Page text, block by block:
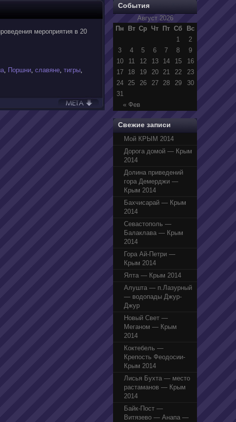
мероприятия в 20
, Поршни, славяне, тигры,
События
Август 2026
Пн
Вт Ср Чт Пт Сб Вс
« Фев
1
2
3
4 5 6 7 8
9
10
11 12 13 14 15
16
17
18 19 20 21 22
23
24
25 26 27 28 29
30
31
Свежие записи
Мой КРЫМ 2014
Дорога домой — Крым
2014
Долина приведений
гора Демерджи —
Крым 2014
Бахчисарай — Крым
2014
Севастополь —
Балаклава — Крым
2014
Гора Ай-Петри —
Крым 2014
Ялта — Крым 2014
Алушта — п.Лазурный
— водопады Джур-
Джур
Новый Свет —
Меганом — Крым
2014
Коктебель —
Крепость Феодосии-
Крым 2014
Лисья Бухта — место
растаманов — Крым
2014
Байк-Пост —
Витязево — Анапа —